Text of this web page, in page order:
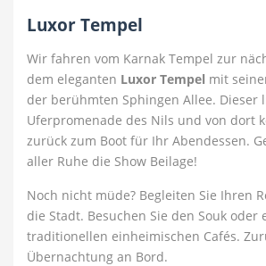
Luxor Tempel
Wir fahren vom Karnak Tempel zur
dem eleganten Luxor Tempel mit
der berühmten Sphingen Allee. Dieser
Uferpromenade des Nils und von dort
zurück zum Boot für Ihr Abendessen.
aller Ruhe die Show Beilage!
Noch nicht müde? Begleiten Sie Ihren
die Stadt. Besuchen Sie den Souk oder
traditionellen einheimischen Cafés.
Übernachtung an Bord.